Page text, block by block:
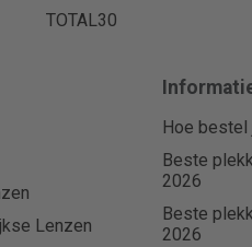
TOTAL30
Lenzen
Hoe bestel
Beste
2026
Beste
2026